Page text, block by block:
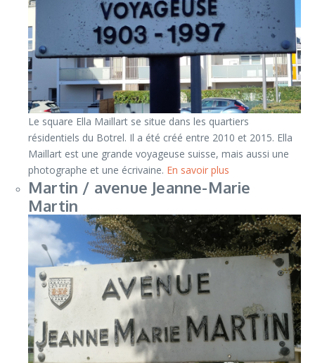
Le square Ella Maillart se situe dans les quartiers
résidentiels du Botrel. Il a été créé entre 2010 et 2015. Ella
Maillart est une grande voyageuse suisse, mais aussi une
photographe et une écrivaine. En savoir plus
Martin / avenue Jeanne-Marie
Martin